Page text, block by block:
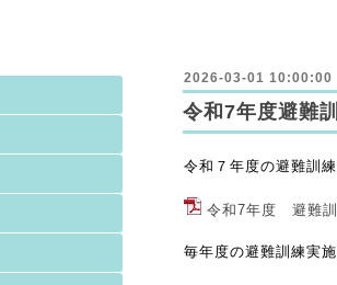
2026-03-01 10:00:00
令和7年度避難
令和７年度の避難訓
令和7年度 避難
毎年度の避難訓練実